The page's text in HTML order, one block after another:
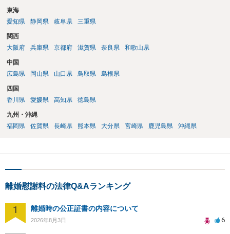
東海
愛知県
静岡県 岐阜県 三重県
関西
大阪府
兵庫県 京都府 滋賀県 奈良県 和歌山県
中国
広島県
岡山県 山口県 鳥取県 島根県
四国
香川県
愛媛県 高知県 徳島県
九州・沖縄
福岡県
佐賀県 長崎県 熊本県 大分県 宮崎県 鹿児島県 沖縄県
離婚慰謝料の法律Q&Aランキング
1 離婚時の公正証書の内容について
2026年8月3日 6